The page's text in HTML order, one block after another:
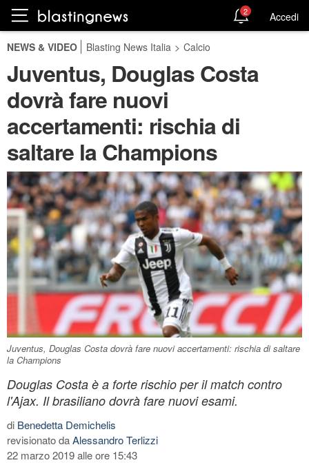
2 Accedi
NEWS & VIDEO Blasting News Italia > Calcio
Juventus, Douglas Costa
dovrà fare nuovi
accertamenti: rischia di
saltare la Champions
Juventus, Douglas Costa dovrà fare nuovi accertamenti: rischia di saltare
la Champions
Douglas Costa è a forte rischio per il match contro
l'Ajax. Il brasiliano dovrà fare nuovi esami.
di Benedetta Demichelis
revisionato daAlessandro Terlizzi
22 marzo 2019 alle ore 15:43